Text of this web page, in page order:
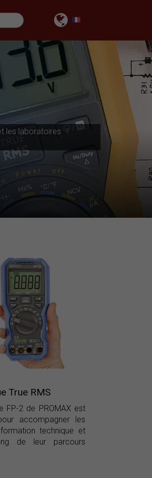
les laboratoires
True RMS
FP-2 de PROMAX est
accompagner les
technique et
de leur parcours